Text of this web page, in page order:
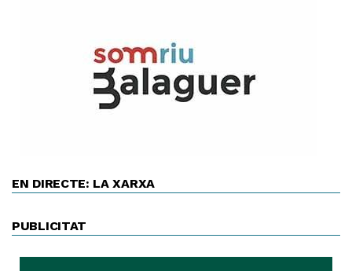
EN DIRECTE: LA XARXA
PUBLICITAT